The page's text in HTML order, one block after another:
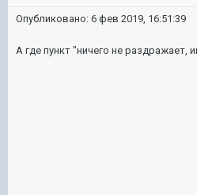
Опубликовано: 6 фев 2019, 16:51:39
А где пункт "ничего не раздражает,